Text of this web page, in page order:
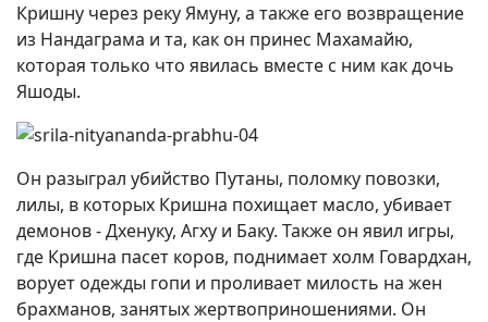
Кришну через реку Ямуну, а также его возвращение
из Нандаграма и та, как он принес Махамайю,
которая только что явилась вместе с ним как дочь
Яшоды.
Он разыграл убийство Путаны, поломку повозки,
лилы, в которых Кришна похищает масло, убивает
демонов - Дхенуку, Агху и Баку. Также он явил игры,
где Кришна пасет коров, поднимает холм Говардхан,
ворует одежды гопи и проливает милость на жен
брахманов, занятых жертвоприношениями. Он